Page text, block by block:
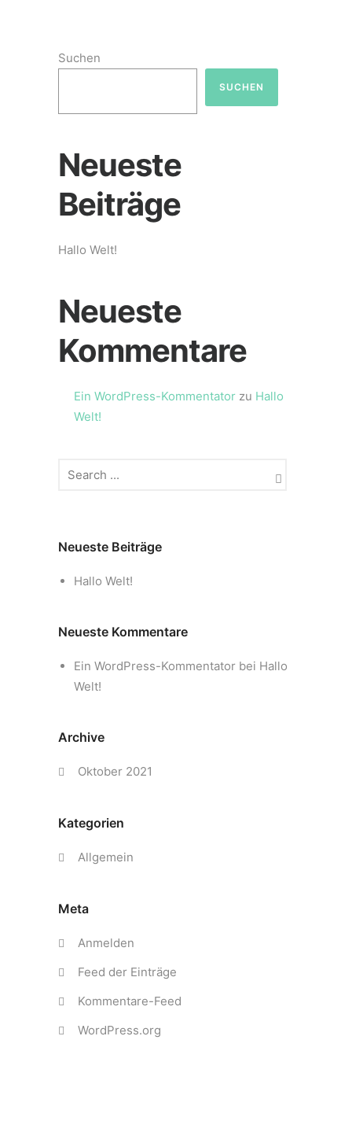
Suchen
SUCHEN
Neueste
Beiträge
Hallo Welt!
Neueste
Kommentare
Ein WordPress-Kommentatorzu Hallo
Welt!
Neueste Beiträge
Hallo Welt!
Neueste Kommentare
Ein WordPress-Kommentatorbei Hallo
Welt!
Archive
Oktober 2021
Kategorien
Allgemein
Meta
Anmelden
Feed der Einträge
Kommentare-Feed
WordPress.org